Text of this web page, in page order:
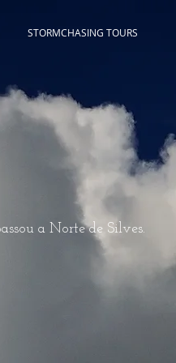
STORMCHASING TOURS
a Norte de Silves.